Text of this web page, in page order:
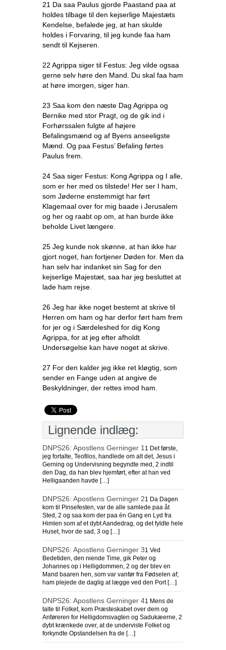
21 Da saa Paulus gjorde Paastand paa at
holdes tilbage til den kejserlige Majestæts
Kendelse, befalede jeg, at han skulde
holdes i Forvaring, til jeg kunde faa ham
sendt til Kejseren.
22 Agrippa siger til Festus: Jeg vilde ogsaa
gerne selv høre den Mand. Du skal faa ham
at høre imorgen, siger han.
23 Saa kom den næste Dag Agrippa og
Bernike med stor Pragt, og de gik ind i
Forhørssalen fulgte af højere
Befalingsmænd og af Byens anseeligste
Mænd. Og paa Festus’ Befaling førtes
Paulus frem.
24 Saa siger Festus: Kong Agrippa og I alle,
som er her med os tilstede! Her ser I ham,
som Jøderne enstemmigt har ført
Klagemaal over for mig baade i Jerusalem
og her og raabt op om, at han burde ikke
beholde Livet længere.
25 Jeg kunde nok skønne, at han ikke har
gjort noget, han fortjener Døden for. Men da
han selv har indanket sin Sag for den
kejserlige Majestæt, saa har jeg besluttet at
lade ham rejse.
26 Jeg har ikke noget bestemt at skrive til
Herren om ham og har derfor ført ham frem
for jer og i Særdeleshed for dig Kong
Agrippa, for at jeg efter afholdt
Undersøgelse kan have noget at skrive.
27 For den kalder jeg ikke ret kløgtig, som
sender en Fange uden at angive de
Beskyldninger, der rettes imod ham.
Lignende indlæg:
DNPS26: Apostlens Gerninger 1 1 Det første,
jeg fortalte, Teofilos, handlede om alt det, Jesus i
Gerning og Undervisning begyndte med, 2 indtil
den Dag, da han blev hjemført, efter at han ved
Helligaanden havde […]
DNPS26: Apostlens Gerninger 21 Da Dagen
kom til Pinsefesten, var de alle samlede paa åt
Sted, 2 og saa kom der paa én Gang en Lyd fra
Himlen som af et dybt Aandedrag, og det fyldte hele
Huset, hvor de sad, 3 og […]
DNPS26: Apostlens Gerninger 31 Ved
Bedetiden, den niende Time, gik Peter og
Johannes op i Helligdommen, 2 og der blev en
Mand baaren hen, som var vanfør fra Fødselen af;
ham plejede de daglig at lægge ved den Port […]
DNPS26: Apostlens Gerninger 41 Mens de
talte til Folket, kom Præsteskabet over dem og
Anføreren for Helligdomsvagten og Sadukæerne, 2
dybt krænkede over, at de underviste Folket og
forkyndte Opstandelsen fra de […]